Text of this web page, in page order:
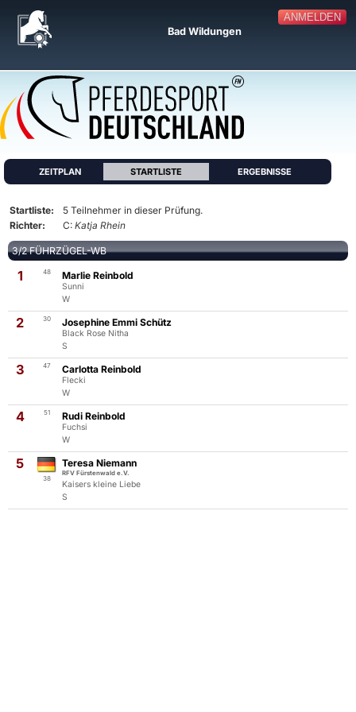
ANMELDEN
Bad Wildungen
ZEITPLAN STARTLISTE ERGEBNISSE
Startliste:
5 Teilnehmer in dieser Prüfung.
Richter:
C: Katja Rhein
3/2 FÜHRZÜGEL-WB
1 48 Marlie Reinbold
Sunni
W
2 30 Josephine Emmi Schütz
Black Rose Nitha
S
3 47 Carlotta Reinbold
Flecki
W
4 51 Rudi Reinbold
Fuchsi
W
5
38
Teresa Niemann
RFV Fürstenwald e.V.
Kaisers kleine Liebe
S